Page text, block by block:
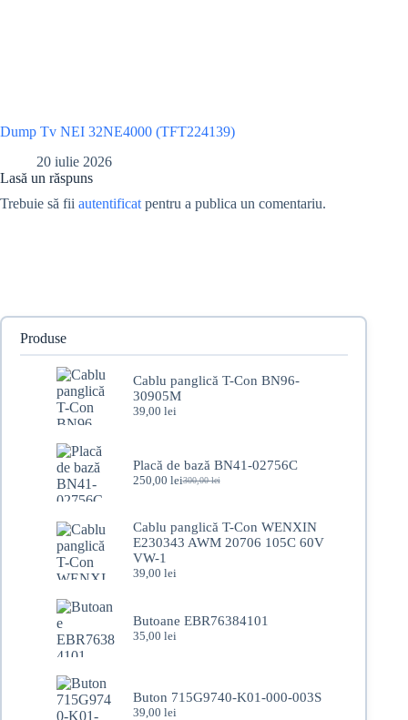
Dump Tv NEI 32NE4000 (TFT224139)
20 iulie 2026
Lasă un răspuns
Trebuie să fii autentificat pentru a publica un comentariu.
Produse
Cablu panglică T-Con BN96-
30905M
39,00 lei
Placă de bază BN41-02756C
300,00lei
Prețul
fost:
300,00 lei.
250,00 leiPrețul
250,00 lei.
Cablu panglică T-Con WENXIN
E230343 AWM 20706 105C 60V
VW-1
39,00 lei
Butoane EBR76384101
35,00 lei
Buton 715G9740-K01-000-003S
39,00 lei